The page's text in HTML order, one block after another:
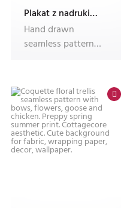
Plakat z nadrukiem Dec'n'Roll
Hand drawn
seamless pattern,